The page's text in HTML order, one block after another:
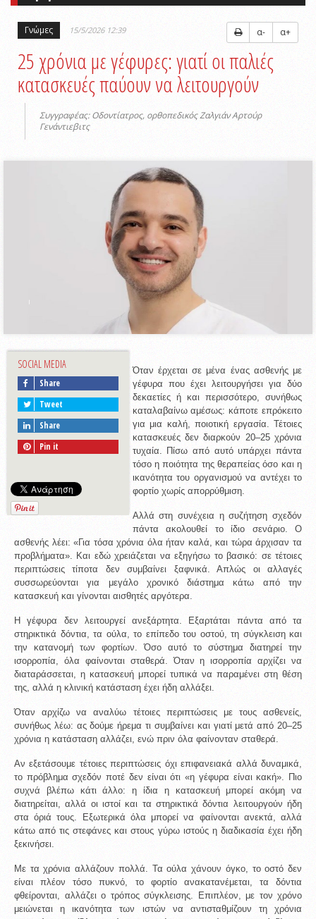
Γνώμες 15/5/2026 12:39 α- α+
25 χρόνια με γέφυρες: γιατί οι παλιές
κατασκευές παύουν να λειτουργούν
Συγγραφέας: Οδοντίατρος, ορθοπεδικός Ζαλγιάν Αρτούρ
Γενάντιεβιτς
SOCIAL MEDIA
Share
Tweet
Share
Pin it
Όταν έρχεται σε μένα ένας ασθενής με
γέφυρα που έχει λειτουργήσει για δύο
δεκαετίες ή και περισσότερο, συνήθως
καταλαβαίνω αμέσως: κάποτε επρόκειτο
για μια καλή, ποιοτική εργασία. Τέτοιες
κατασκευές δεν διαρκούν 20–25 χρόνια
τυχαία. Πίσω από αυτό υπάρχει πάντα
τόσο η ποιότητα της θεραπείας όσο και η
ικανότητα του οργανισμού να αντέχει το
φορτίο χωρίς απορρύθμιση.
Αλλά στη συνέχεια η συζήτηση σχεδόν
πάντα ακολουθεί το ίδιο σενάριο. Ο
ασθενής λέει: «Για τόσα χρόνια όλα ήταν καλά, και τώρα άρχισαν τα
προβλήματα». Και εδώ χρειάζεται να εξηγήσω το βασικό: σε τέτοιες
περιπτώσεις τίποτα δεν συμβαίνει ξαφνικά. Απλώς οι αλλαγές
συσσωρεύονται για μεγάλο χρονικό διάστημα κάτω από την
κατασκευή και γίνονται αισθητές αργότερα.
Η γέφυρα δεν λειτουργεί ανεξάρτητα. Εξαρτάται πάντα από τα
στηρικτικά δόντια, τα ούλα, το επίπεδο του οστού, τη σύγκλειση και
την κατανομή των φορτίων. Όσο αυτό το σύστημα διατηρεί την
ισορροπία, όλα φαίνονται σταθερά. Όταν η ισορροπία αρχίζει να
διαταράσσεται, η κατασκευή μπορεί τυπικά να παραμένει στη θέση
της, αλλά η κλινική κατάσταση έχει ήδη αλλάξει.
Όταν αρχίζω να αναλύω τέτοιες περιπτώσεις με τους ασθενείς,
συνήθως λέω: ας δούμε ήρεμα τι συμβαίνει και γιατί μετά από 20–25
χρόνια η κατάσταση αλλάζει, ενώ πριν όλα φαίνονταν σταθερά.
Αν εξετάσουμε τέτοιες περιπτώσεις όχι επιφανειακά αλλά δυναμικά,
το πρόβλημα σχεδόν ποτέ δεν είναι ότι «η γέφυρα είναι κακή». Πιο
συχνά βλέπω κάτι άλλο: η ίδια η κατασκευή μπορεί ακόμη να
διατηρείται, αλλά οι ιστοί και τα στηρικτικά δόντια λειτουργούν ήδη
στα όριά τους. Εξωτερικά όλα μπορεί να φαίνονται ανεκτά, αλλά
κάτω από τις στεφάνες και στους γύρω ιστούς η διαδικασία έχει ήδη
ξεκινήσει.
Με τα χρόνια αλλάζουν πολλά. Τα ούλα χάνουν όγκο, το οστό δεν
είναι πλέον τόσο πυκνό, το φορτίο ανακατανέμεται, τα δόντια
φθείρονται, αλλάζει ο τρόπος σύγκλεισης. Επιπλέον, με τον χρόνο
μειώνεται η ικανότητα των ιστών να αντισταθμίζουν τη χρόνια